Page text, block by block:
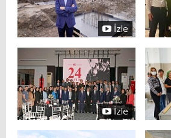
İzle
İzle